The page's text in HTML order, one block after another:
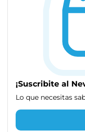
¡Suscribite al
Lo que necesitas